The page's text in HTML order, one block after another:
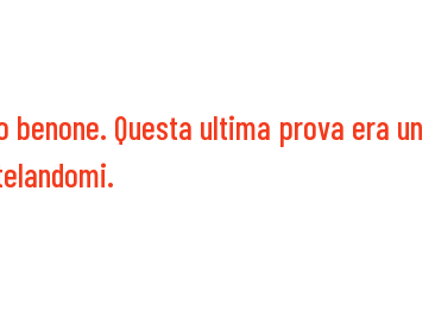
Questa ultima prova era un